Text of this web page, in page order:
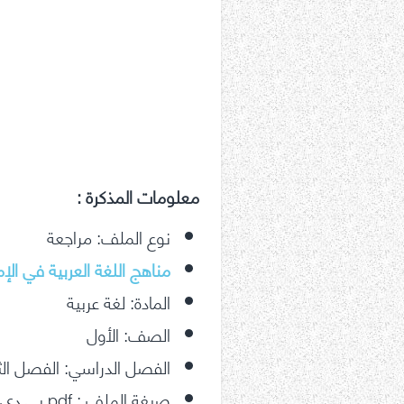
معلومات المذكرة:
نوع الملف: مراجعة
مناهج اللغة العربية في
المادة: لغة عربية
الصف: الأول
الفصل الدراسي: الفصل